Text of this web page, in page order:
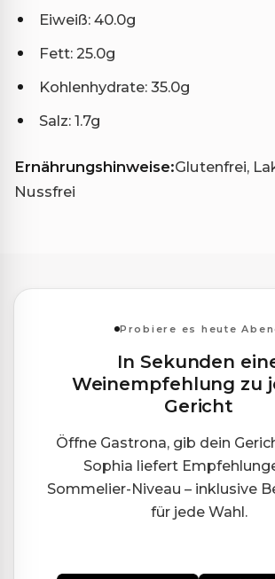
Eiweiß: 40.0g
Fett: 25.0g
Kohlenhydrate: 35.0g
Salz: 1.7g
Ernährungshinweise:Glutenfrei,
Nussfrei
Probiere es heute
In Sekunden
Weinempfehlung zu
Gericht
Öffne Gastrona, gib dein
Sophia liefert
Sommelier-Niveau – inklusive
für jede Wahl.